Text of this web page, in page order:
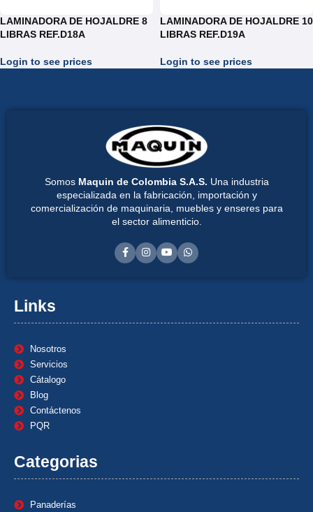
LAMINADORA DE HOJALDRE 8
LIBRAS REF.D18A
Login to see prices
LAMINADORA DE HOJALDRE 10
LIBRAS REF.D19A
Login to see prices
Somos Maquin de Colombia S.A.S. Una industria
especializada en la fabricación, importación y
comercialización de maquinaria, muebles y enseres para
el sector alimenticio.
Links
Nosotros
Servicios
Cátalogo
Blog
Contáctenos
PQR
Categorias
Panaderías